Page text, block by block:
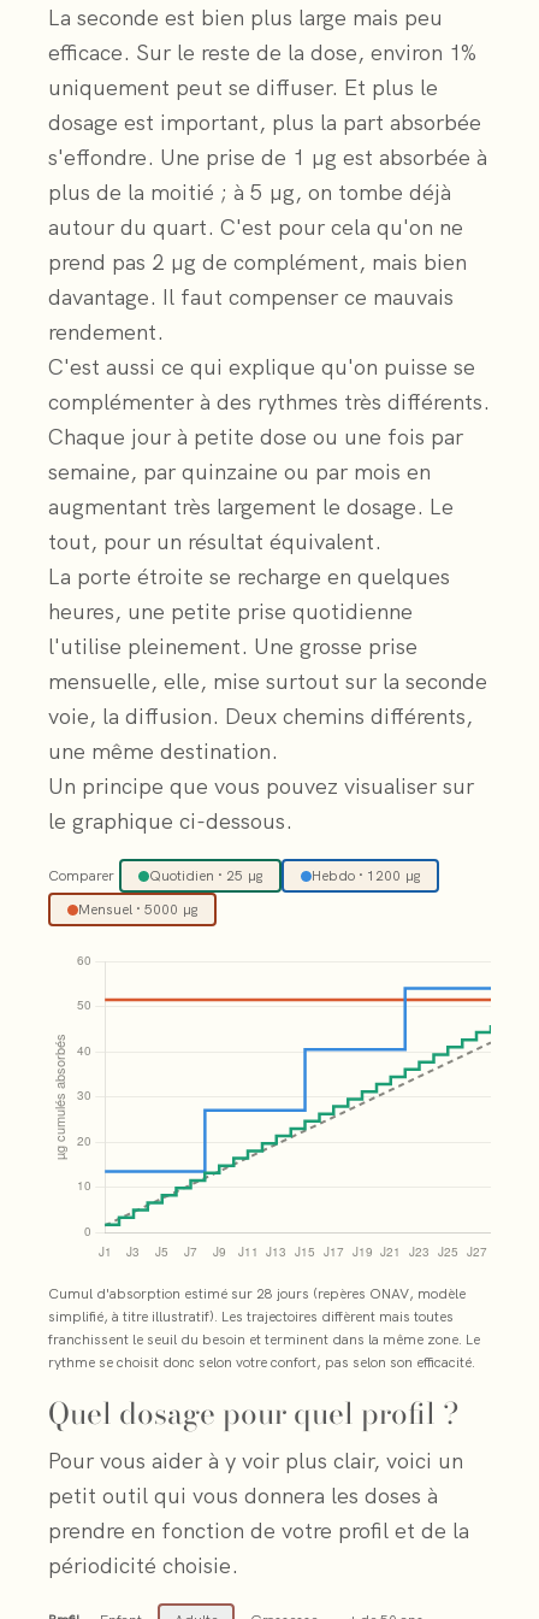
La seconde est bien plus large mais peu
efficace. Sur le reste de la dose, environ 1%
uniquement peut se diffuser. Et plus le
dosage est important, plus la part absorbée
s'effondre. Une prise de 1 µg est absorbée à
plus de la moitié ; à 5 µg, on tombe déjà
autour du quart. C'est pour cela qu'on ne
prend pas 2 µg de complément, mais bien
davantage. Il faut compenser ce mauvais
rendement.
C'est aussi ce qui explique qu'on puisse se
complémenter à des rythmes très différents.
Chaque jour à petite dose ou une fois par
semaine, par quinzaine ou par mois en
augmentant très largement le dosage. Le
tout, pour un résultat équivalent.
La porte étroite se recharge en quelques
heures, une petite prise quotidienne
l'utilise pleinement. Une grosse prise
mensuelle, elle, mise surtout sur la seconde
voie, la diffusion. Deux chemins différents,
une même destination.
Un principe que vous pouvez visualiser sur
le graphique ci-dessous.
Graphique
du
cumul
de
vitamine
B12
absorbée
sur
28
jours
selon
le
rythme
de
Comparer Quotidien · 25 µg
Hebdo · 1200 µg
Mensuel · 5000 µg
Cumul d'absorption estimé sur 28 jours (repères ONAV, modèle
simplifié, à titre illustratif). Les trajectoires diffèrent mais toutes
franchissent le seuil du besoin et terminent dans la même zone. Le
rythme se choisit donc selon votre confort, pas selon son efficacité.
Quel dosage pour quel profil ?
Pour vous aider à y voir plus clair, voici un
petit outil qui vous donnera les doses à
prendre en fonction de votre profil et de la
périodicité choisie.